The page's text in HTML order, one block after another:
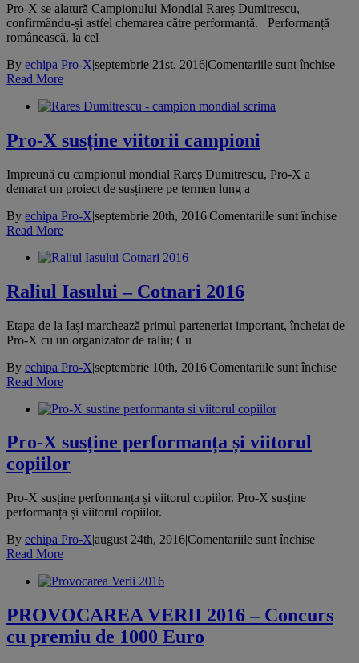
Pro-X se alatură Campionului Mondial Rareș Dumitrescu,
confirmându-și astfel chemarea către performanță. Performanță
românească, la cel
By echipa Pro-X|septembrie 21st, 2016|Comentariile sunt închise
Read More
Pro-X susține viitorii campioni
Impreună cu campionul mondial Rareș Dumitrescu, Pro-X a
demarat un proiect de susținere pe termen lung a
By echipa Pro-X|septembrie 20th, 2016|Comentariile sunt închise
Read More
Raliul Iasului – Cotnari 2016
Etapa de la Iași marchează primul parteneriat important, încheiat de
Pro-X cu un organizator de raliu; Cu
By echipa Pro-X|septembrie 10th, 2016|Comentariile sunt închise
Read More
Pro-X susține performanța și viitorul
copiilor
Pro-X susține performanța și viitorul copiilor. Pro-X susține
performanța și viitorul copiilor.
By echipa Pro-X|august 24th, 2016|Comentariile sunt închisepentru
și
viitorul
Read More
PROVOCAREA VERII 2016 – Concurs
cu premiu de 1000 Euro